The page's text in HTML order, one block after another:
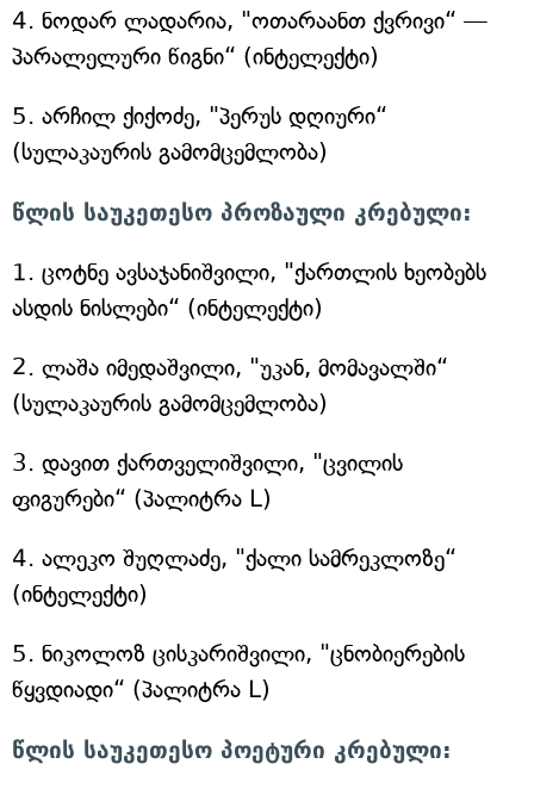
4. ნოდარ ლადარია, "ოთარაანთ ქვრივი“ —
პარალელური წიგნი“ (ინტელექტი)
5. არჩილ ქიქოძე, "პერუს დღიური“
(სულაკაურის გამომცემლობა)
წლის საუკეთესო პროზაული კრებული:
1. ცოტნე ავსაჯანიშვილი, "ქართლის ხეობებს
ასდის ნისლები“ (ინტელექტი)
2. ლაშა იმედაშვილი, "უკან, მომავალში“
(სულაკაურის გამომცემლობა)
3. დავით ქართველიშვილი, "ცვილის
ფიგურები“ (პალიტრა L)
4. ალეკო შუღლაძე, "ქალი სამრეკლოზე“
(ინტელექტი)
5. ნიკოლოზ ცისკარიშვილი, "ცნობიერების
წყვდიადი“ (პალიტრა L)
წლის საუკეთესო პოეტური კრებული: